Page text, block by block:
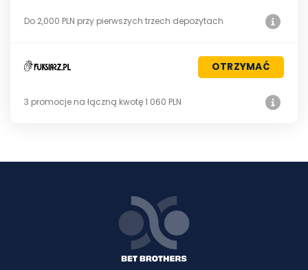
Do 2,000 PLN przy pierwszych trzech depozytach
OTRZYMAĆ
3 promocje na łączną kwotę 1 060 PLN